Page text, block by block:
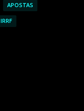
APOSTAS
IRRF